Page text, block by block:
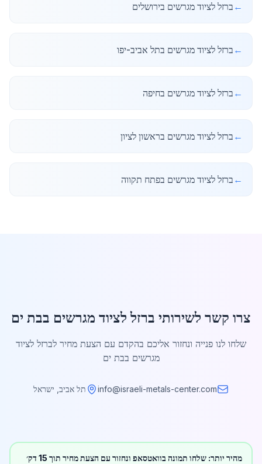
← ברזל לציוד מגרשים בירושלים
← ברזל לציוד מגרשים בתל אביב-יפו
← ברזל לציוד מגרשים בחיפה
← ברזל לציוד מגרשים בראשון לציון
← ברזל לציוד מגרשים בפתח תקווה
צרו קשר לשירותי ברזל לציוד מגרשים בבת ים
שלחו לנו פנייה ונחזור אליכם בהקדם עם הצעת מחיר לברזל לציוד
מגרשים בבת ים
info@israeli-metals-center.com תל אביב, ישראל
מהיר יותר: שלחו תמונה בוואטסאפ ונחזור עם הצעת מחיר תוך 15 דק׳